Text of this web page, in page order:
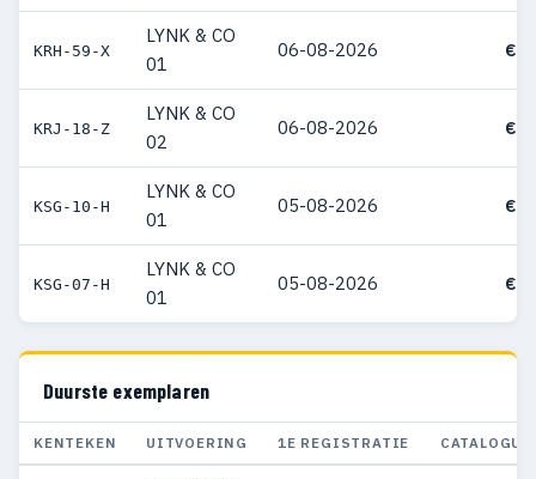
KRH-59-X
LYNK & CO
01
06-08-2026 €
KRJ-18-Z
LYNK & CO
02
06-08-2026 €
KSG-10-H
LYNK & CO
01
05-08-2026 €
KSG-07-H
LYNK & CO
01
05-08-2026 €
Duurste exemplaren
KENTEKEN UITVOERING 1E REGISTRATIE